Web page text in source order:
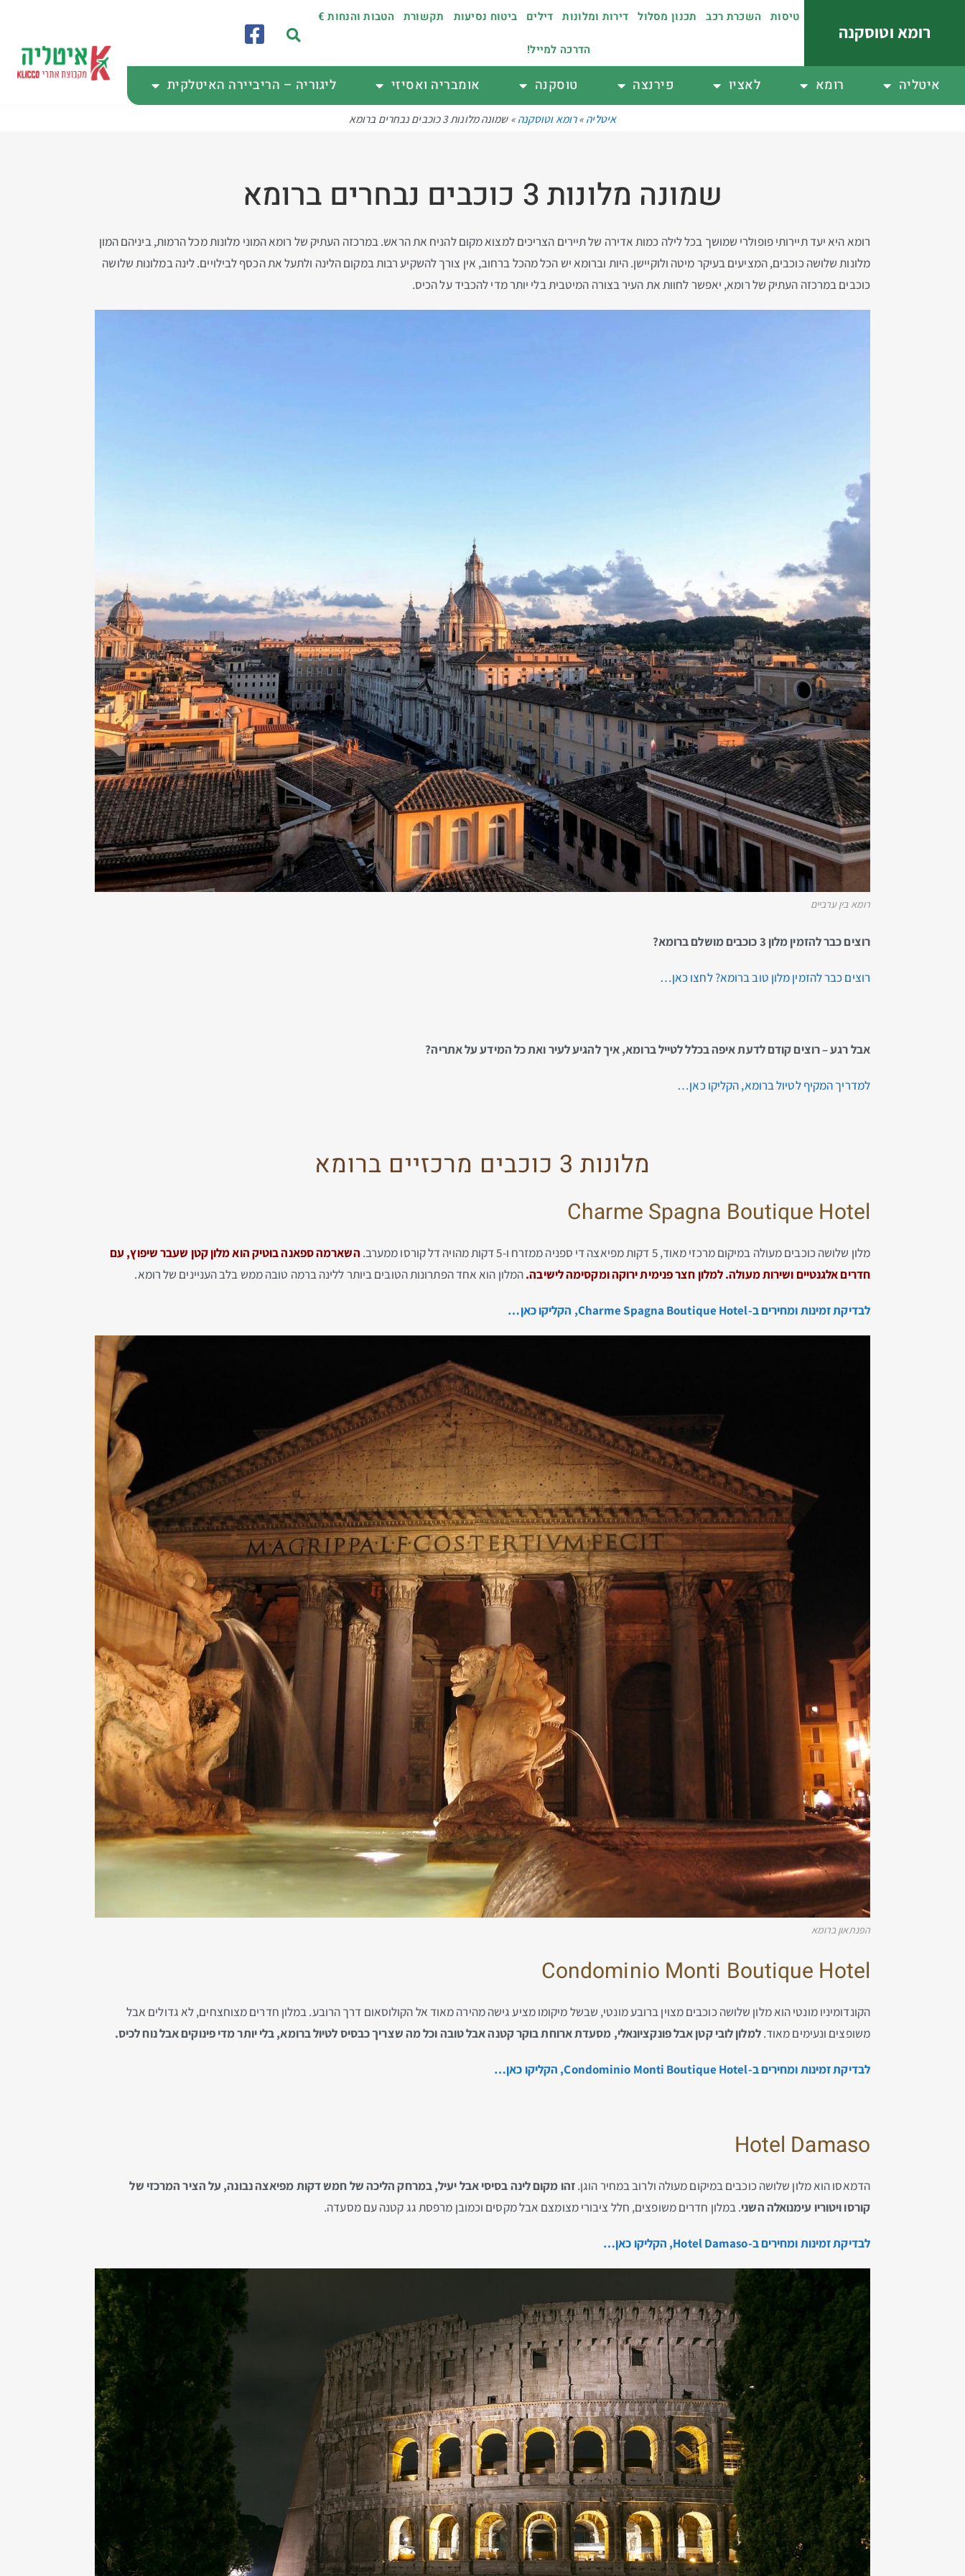
רומא וטוסקנה
טיסות השכרת רכב תכנון מסלול דירות ומלונות דילים ביטוח נסיעות תקשורת הטבות והנחות €
הדרכה למייל!
איטליה רומא לאציו פירנצה טוסקנה אומבריה ואסיזי ליגוריה – הריביירה האיטלקית
איטליה »רומא וטוסקנה »שמונה מלונות 3 כוכבים נבחרים ברומא
שמונה מלונות 3 כוכבים נבחרים ברומא
רומא היא יעד תיירותי פופולרי שמושך בכל לילה כמות אדירה של תיירים הצריכים למצוא מקום להניח את הראש. במרכזה העתיק של רומא המוני מלונות מכל הרמות, ביניהם המון
מלונות שלושה כוכבים, המציעים בעיקר מיטה ולוקיישן. היות וברומא יש הכל מהכל ברחוב, אין צורך להשקיע רבות במקום הלינה ולתעל את הכסף לבילויים. לינה במלונות שלושה
כוכבים במרכזה העתיק של רומא, יאפשר לחוות את העיר בצורה המיטבית בלי יותר מדי להכביד על הכיס.
רומא בין ערביים
רוצים כבר להזמין מלון 3 כוכבים מושלם ברומא?
רוצים כבר להזמין מלון טוב ברומא? לחצו כאן…
אבל רגע – רוצים קודם לדעת איפה בכלל לטייל ברומא, איך להגיע לעיר ואת כל המידע על אתריה?
למדריך המקיף לטיול ברומא, הקליקו כאן…
מלונות 3 כוכבים מרכזיים ברומא
Charme Spagna Boutique Hotel
מלון שלושה כוכבים מעולה במיקום מרכזי מאוד, 5 דקות מפיאצה די ספניה ממזרח ו-5 דקות מהויה דל קורסו ממערב.
השארמה ספאנה בוטיק הוא מלון קטן שעבר שיפוץ, עם
חדרים אלגנטיים ושירות מעולה. למלון חצר פנימית ירוקה ומקסימה לישיבה.המלון הוא אחד הפתרונות הטובים ביותר ללינה ברמה טובה ממש בלב העניינים של רומא.
לבדיקת זמינות ומחירים ב-Charme Spagna Boutique Hotel, הקליקו כאן…
הפנתאון ברומא
Condominio Monti Boutique Hotel
הקונדומיניו מונטי הוא מלון שלושה כוכבים מצוין ברובע מונטי, שבשל מיקומו מציע גישה מהירה מאוד אל הקולוסאום דרך הרובע. במלון חדרים מצוחצחים, לא גדולים אבל
משופצים ונעימים מאוד.למלון לובי קטן אבל פונקציונאלי, מסעדת ארוחת בוקר קטנה אבל טובה וכל מה שצריך כבסיס לטיול ברומא, בלי יותר מדי פינוקים אבל נוח לכיס.
לבדיקת זמינות ומחירים ב-Condominio Monti Boutique Hotel, הקליקו כאן…
Hotel Damaso
הדמאסו הוא מלון שלושה כוכבים במיקום מעולה ולרוב במחיר הוגן.זהו מקום לינה בסיסי אבל יעיל, במרחק הליכה של חמש דקות מפיאצה נבונה, על הציר המרכזי של
קורסו ויטוריו עימנואלה השני. במלון חדרים משופצים, חלל ציבורי מצומצם אבל מקסים וכמובן מרפסת גג קטנה עם מסעדה.
לבדיקת זמינות ומחירים ב-Hotel Damaso, הקליקו כאן…